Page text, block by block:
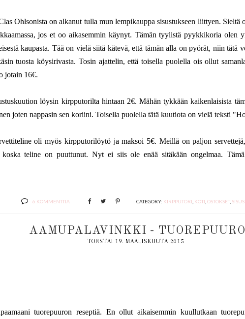
Ohlsonista on alkanut tulla mun lempikauppa sisustukseen liittyen. Sieltä
jos et oo aikasemmin käynyt. Tämän tyylistä pyykkikoria olen
kaupasta. Tää on vielä siitä kätevä, että tämän alla on pyörät, niin tätä
tuosta köysirivasta. Tosin ajattelin, että toisella puolella ois ollut
jotain 16€.
löysin kirpputorilta hintaan 2€. Mähän tykkään kaikenlaisista
joten nappasin sen koriini. Toisella puolella tätä kuutiota on vielä teksti
oli myös kirpputorilöytö ja maksoi 5€. Meillä on paljon
teline on puuttunut. Nyt ei siis ole enää sitäkään ongelmaa.
6 KOMMENTTIA CATEGORY: KIRPPUTORI KOTI OSTOKSET,
AAMUPALAVINKKI - TUOREPUURO
TORSTAI 19. MAALISKUUTA 2015
tuorepuuron reseptiä. En ollut aikaisemmin kuullutkaan